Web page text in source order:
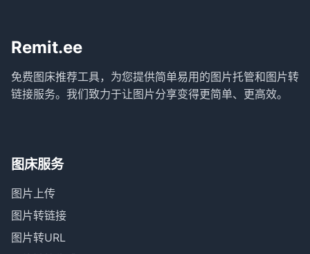
Remit.ee
免费图床推荐工具，为您提供简单易用的图片托管和图片转
链接服务。我们致力于让图片分享变得更简单、更高效。
图床服务
图片上传
图片转链接
图片转URL